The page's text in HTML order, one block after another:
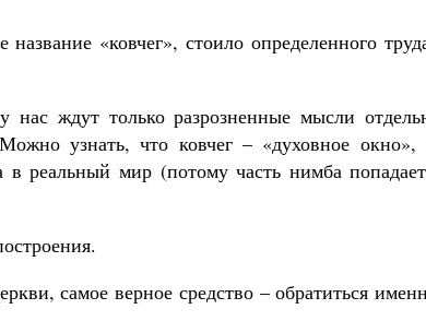
«ковчег», стоило определенного
ждут только разрозненные мысли
узнать, что ковчег – «духовное окно»,
в реальный мир (потому часть нимба
самое верное средство – обратиться